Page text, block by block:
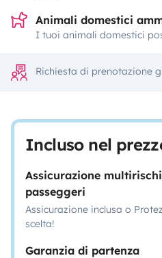
Animali domestici
I tuoi animali domestici
Richiesta di prenotazione
Incluso nel
Assicurazione
passeggeri
Assicurazione inclusa o
scelta!
Garanzia di partenza